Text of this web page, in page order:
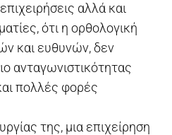
αλλά και
ότι η ορθολογική
και ευθυνών, δεν
ανταγωνιστικότητας
πολλές φορές
της, μια επιχείρηση